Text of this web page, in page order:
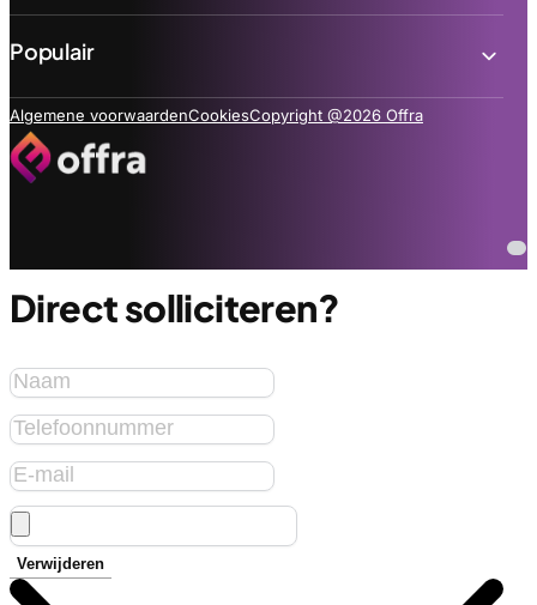
Populair
Algemene voorwaardenCookiesCopyright @2026 Offra
Direct solliciteren?
Verwijderen